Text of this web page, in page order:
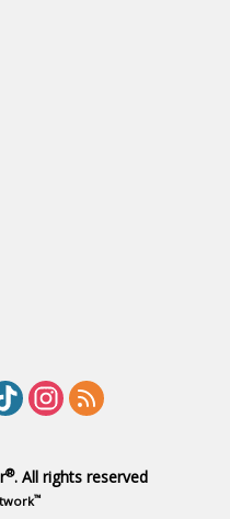
®. All rights reserved
™